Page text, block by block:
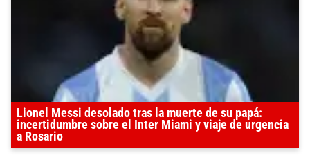
Lionel Messi desolado tras la muerte de su papá:
incertidumbre sobre el Inter Miami y viaje de urgencia
a Rosario